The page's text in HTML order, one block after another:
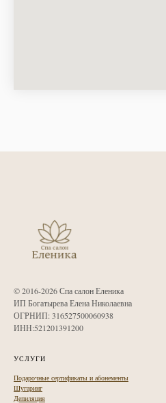
© 2016-2026 Спа салон Еленика
ИП Богатырева Елена Николаевна
ОГРНИП: 316527500060938
ИНН:521201391200
УСЛУГИ
Подарочные сертификаты и абонементы
Шугаринг
Депиляция